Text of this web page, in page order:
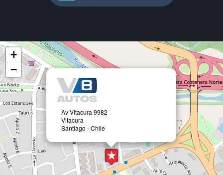
Av Vitacura 9982
Vitacura
Santiago - Chile
+
−